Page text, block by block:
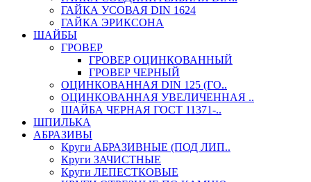
ГАЙКА УСОВАЯ DIN 1624
ГАЙКА ЭРИКСОНА
ШАЙБЫ
ГРОВЕР
ГРОВЕР ОЦИНКОВАННЫЙ
ГРОВЕР ЧЕРНЫЙ
ОЦИНКОВАННАЯ DIN 125 (ГО..
ОЦИНКОВАННАЯ УВЕЛИЧЕННАЯ ..
ШАЙБА ЧЕРНАЯ ГОСТ 11371-..
ШПИЛЬКА
АБРАЗИВЫ
Круги АБРАЗИВНЫЕ (ПОД ЛИП..
Круги ЗАЧИСТНЫЕ
Круги ЛЕПЕСТКОВЫЕ